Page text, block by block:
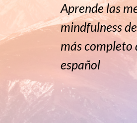
Aprende las
mindfulness
más completo
español